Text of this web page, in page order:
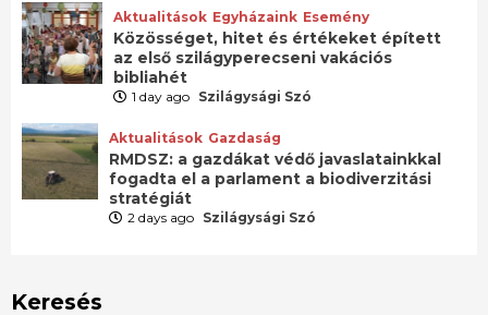
Aktualitások Egyházaink Esemény
Közösséget, hitet és értékeket épített
az első szilágyperecseni vakációs
bibliahét
1 day ago Szilágysági Szó
Aktualitások Gazdaság
RMDSZ: a gazdákat védő javaslatainkkal
fogadta el a parlament a biodiverzitási
stratégiát
2 days ago Szilágysági Szó
Keresés